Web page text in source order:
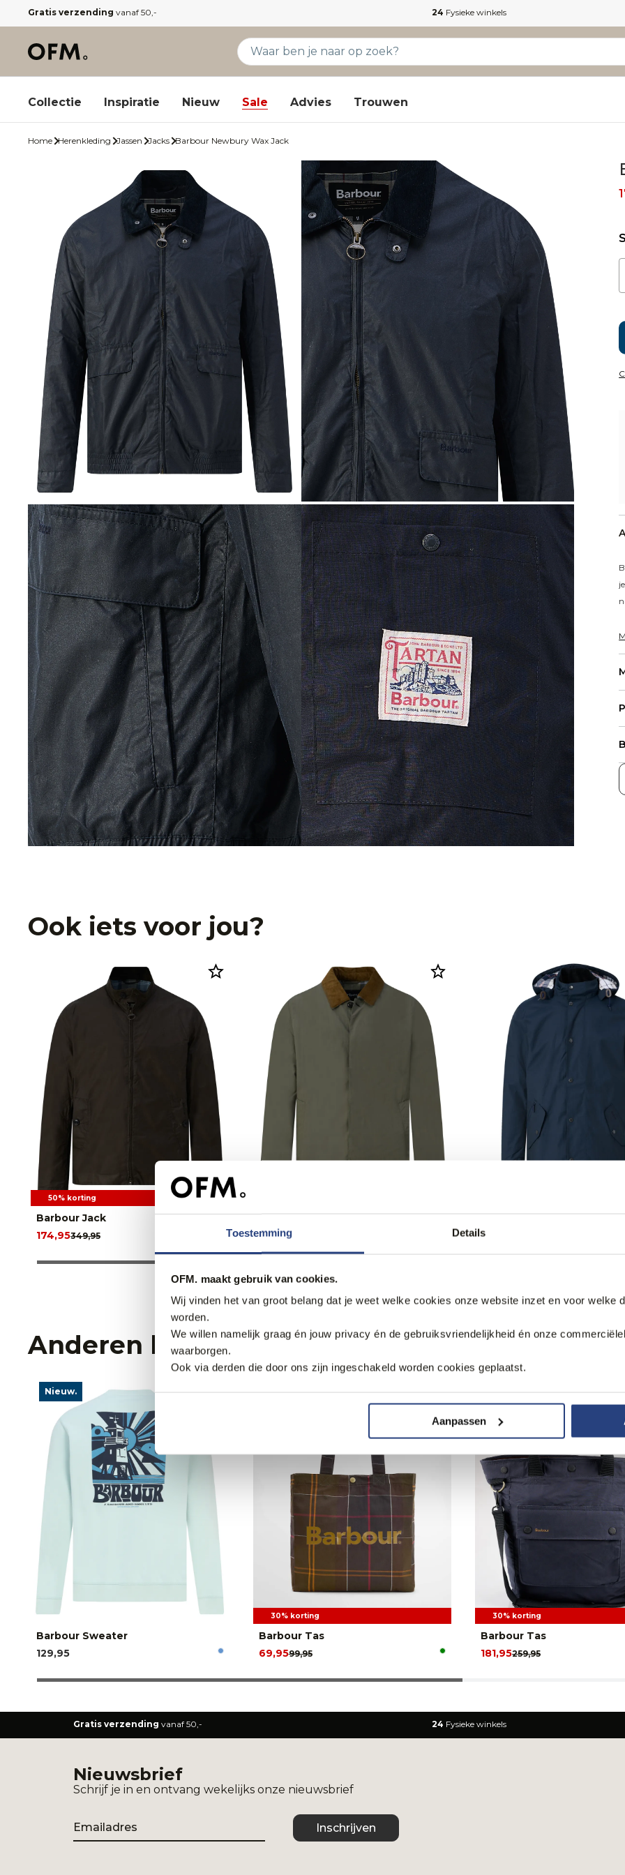
Toestemming Details
OFM. maakt gebruik van cookies.
Wij vinden het van groot belang dat je weet welke cookies onze website inzet en voor welke
worden.
We willen namelijk graag én jouw privacy én de gebruiksvriendelijkheid én onze
waarborgen.
Ook via derden die door ons zijn ingeschakeld worden cookies geplaatst.
Aanpassen
Gratis verzending vanaf 50,- 24 Fysieke winkels
Collectie Inspiratie Nieuw Sale Advies Trouwen
Home Herenkleding Jassen Jacks Barbour Newbury Wax Jack
Ook iets voor jou?
50% korting
Barbour Jack
349,95
174,95
Barbour Rokig Jack
239,95
119,95
Barbour Jack
194,95
Anderen bekeken ook
Nieuw.
Barbour Sweater
129,95
30% korting
Barbour Tas
99,95
69,95
30% korting
Barbour Tas
259,95
181,95
Gratis verzending vanaf 50,- 24 Fysieke winkels
Nieuwsbrief
Schrijf je in en ontvang wekelijks onze nieuwsbrief
Email
Inschrijven